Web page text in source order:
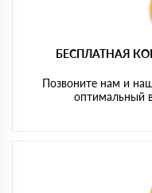
БЕСПЛАТНАЯ
Позвоните нам и
оптимальный